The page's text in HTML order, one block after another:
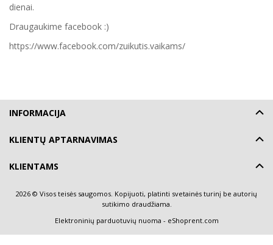
dienai.
Draugaukime facebook :)
https://www.facebook.com/zuikutis.vaikams/
INFORMACIJA
KLIENTŲ APTARNAVIMAS
KLIENTAMS
2026 © Visos teisės saugomos. Kopijuoti, platinti svetainės turinį be autorių
sutikimo draudžiama.
Elektroninių parduotuvių nuoma - eShoprent.com